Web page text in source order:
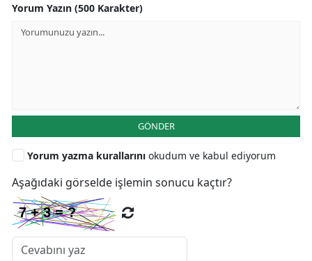
Yorum Yazın (500 Karakter)
GÖNDER
Yorum yazma kurallarını okudum ve kabul ediyorum
Aşağıdaki görselde işlemin sonucu kaçtır?